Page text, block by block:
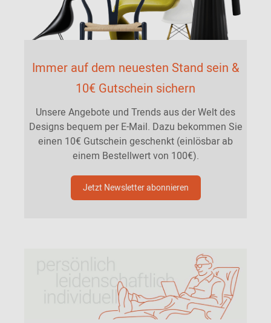
Immer auf dem neuesten Stand sein &
10€ Gutschein sichern
Unsere Angebote und Trends aus der Welt des
Designs bequem per E-Mail. Dazu bekommen Sie
einen 10€ Gutschein geschenkt (einlösbar ab
einem Bestellwert von 100€).
Jetzt Newsletter abonnieren